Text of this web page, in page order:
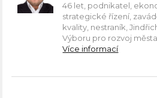
46 let, podnikatel,
strategické řízení,
kvality, nestraník,
Výboru pro rozvoj města
Více informací